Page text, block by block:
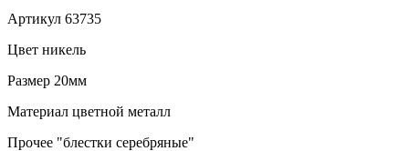
Артикул 63735
Цвет никель
Размер 20мм
Материал цветной металл
Прочее "блестки серебряные"